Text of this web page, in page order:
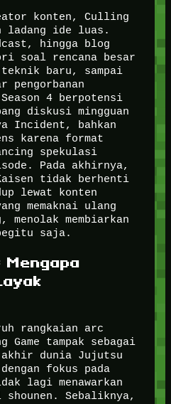
konten, Culling
ladang ide luas.
hingga blog
soal rencana besar
baru, sampai
pengorbanan
4 berpotensi
diskusi mingguan
Incident, bahkan
karena format
spekulasi
Pada akhirnya,
tidak berhenti
lewat konten
memaknai ulang
menolak membiarkan
saja.
Mengapa
rangkaian arc
tampak sebagai
dunia Jujutsu
fokus pada
lagi menawarkan
shounen. Sebaliknya,